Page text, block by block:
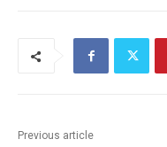
Previous article